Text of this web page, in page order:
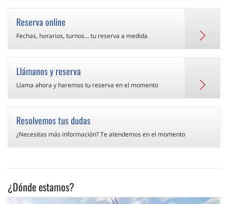
Reserva online
Fechas, horarios, turnos... tu reserva a medida
Llámanos y reserva
Llama ahora y haremos tu reserva en el momento
Resolvemos tus dudas
¿Necesitas más información? Te atendemos en el momento
¿Dónde estamos?